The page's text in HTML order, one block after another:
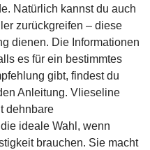
Natürlich kannst du auch
zurückgreifen – diese
dienen. Die Informationen
es für ein bestimmtes
gibt, findest du
Anleitung. Vlieseline
dehnbare
ideale Wahl, wenn
brauchen. Sie macht